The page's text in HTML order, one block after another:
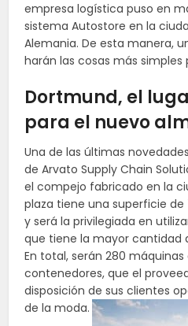
empresa logística puso en
sistema Autostore en la
Alemania. De esta manera,
harán las cosas más
Dortmund, el
para el nuevo
Una de las últimas novedades
de Arvato Supply Chain
el compejo fabricado en la
plaza tiene una superficie
y será la privilegiada en
que tiene la mayor cantidad
En total, serán 280
contenedores, que el
disposición de sus clientes
de la moda.